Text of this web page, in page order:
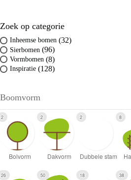
Zoek op categorie
Inheemse bomen (32)
Sierbomen (96)
Vormbomen (8)
Inspiratie (128)
Boomvorm
2 2 2 8
26 50 18 38